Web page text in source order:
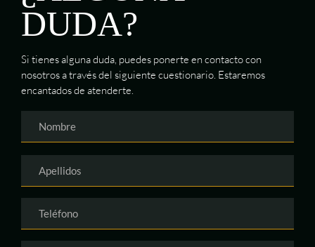
DUDA?
Si tienes alguna duda, puedes ponerte en contacto con
nosotros a través del siguiente cuestionario. Estaremos
encantados de atenderte.